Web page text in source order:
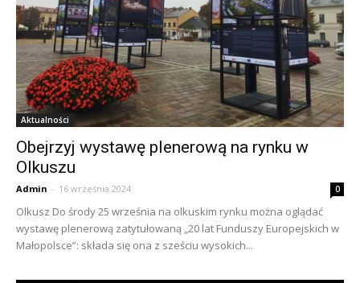
Aktualności
Obejrzyj wystawę plenerową na rynku w
Olkuszu
Admin - 16 września 2024 0
Olkusz Do środy 25 września na olkuskim rynku można oglądać
wystawę plenerową zatytułowaną „20 lat Funduszy Europejskich w
Małopolsce”: składa się ona z sześciu wysokich...